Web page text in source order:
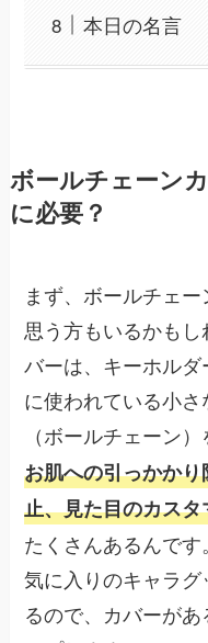
本日の名言
ボールチェーン
に必要？
まず、ボールチェ
思う方もいるかも
バーは、キーホル
に使われている小
（ボールチェーン
お肌への引っかか
止、見た目のカスタ
たくさんあるんで
気に入りのキャラ
るので、カバーが